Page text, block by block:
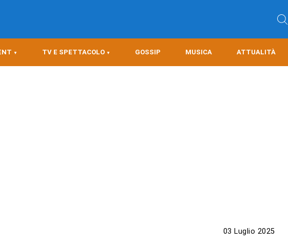
TV E SPETTACOLO GOSSIP MUSICA ATTUALITÀ
03 Luglio 2025